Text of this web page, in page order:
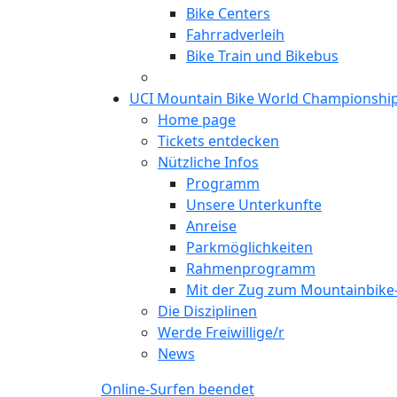
Bike Centers
Fahrradverleih
Bike Train und Bikebus
UCI Mountain Bike World
Home page
Tickets entdecken
Nützliche Infos
Programm
Unsere Unterkunfte
Anreise
Parkmöglichkeiten
Rahmenprogramm
Mit der Zug zum
Die Disziplinen
Werde Freiwillige/r
News
Online-Surfen beendet